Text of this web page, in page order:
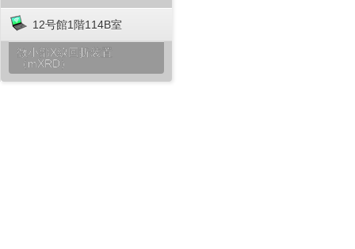
12号館1階114B室
微小部X線回折装置
（mXRD）